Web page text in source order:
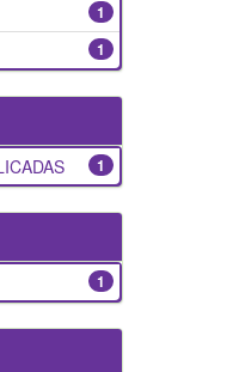
1
1
1
1